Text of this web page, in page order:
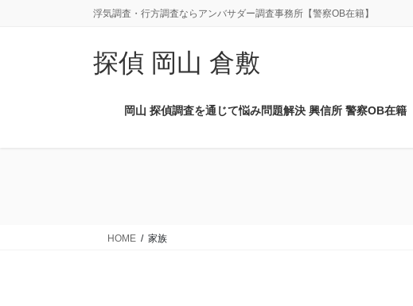
浮気調査・行方調査ならアンバサダー調査事務所【警察OB在籍】
探偵 岡山 倉敷
岡山 探偵調査を通じて悩み問題解決 興信所 警察OB在籍
HOME 家族